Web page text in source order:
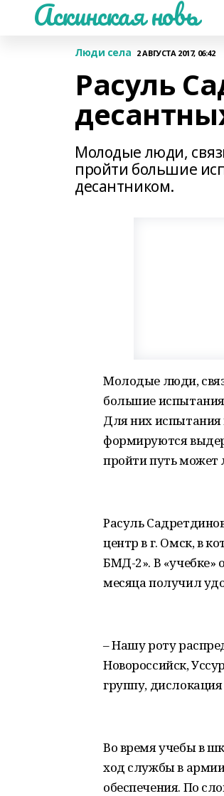
Аскинская новь
Люди села 2 АВГУСТА 2017, 06:42
Расуль
Молодые люди,
пройти большие
десантником.
Молодые люди,
большие
Для них испытания
формируются
пройти путь может
Расуль
центр в г. Омск, в
БМД-2». В «учебке»
месяца получил
– Нашу роту
Новороссийск,
группу,
Во время учебы в
ход службы в армии
обеспечения. По